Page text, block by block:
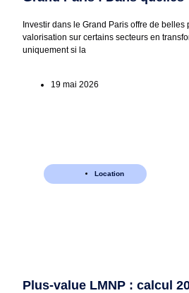
Investir dans le Grand Paris offre de belles
valorisation sur certains secteurs en
uniquement si la
19 mai 2026
Location
Plus-value LMNP : calcul